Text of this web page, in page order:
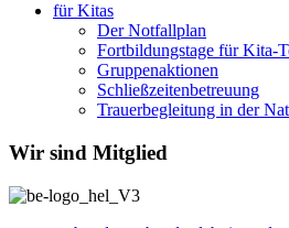
für Kitas
Der Notfallplan
Fortbildungstage für Kita-
Gruppenaktionen
Schließzeitenbetreuung
Trauerbegleitung in der
Wir sind Mitglied